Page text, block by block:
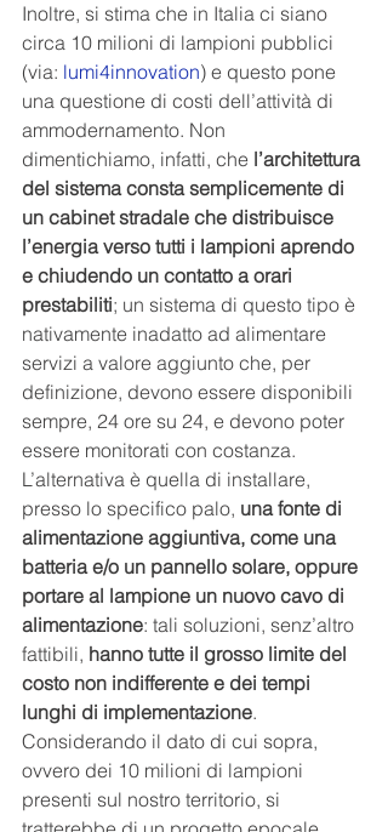
Inoltre, si stima che in Italia ci siano
circa 10 milioni di lampioni pubblici
(via: lumi4innovation) e questo pone
una questione di costi dell’attività di
ammodernamento. Non
dimentichiamo, infatti, che l’architettura
del sistema consta semplicemente di
un cabinet stradale che distribuisce
l’energia verso tutti i lampioni aprendo
e chiudendo un contatto a orari
prestabiliti; un sistema di questo tipo è
nativamente inadatto ad alimentare
servizi a valore aggiunto che, per
definizione, devono essere disponibili
sempre, 24 ore su 24, e devono poter
essere monitorati con costanza.
L’alternativa è quella di installare,
presso lo specifico palo, una fonte di
alimentazione aggiuntiva, come una
batteria e/o un pannello solare, oppure
portare al lampione un nuovo cavo di
alimentazione: tali soluzioni, senz’altro
fattibili, hanno tutte il grosso limite del
costo non indifferente e dei tempi
lunghi di implementazione.
Considerando il dato di cui sopra,
ovvero dei 10 milioni di lampioni
presenti sul nostro territorio, si